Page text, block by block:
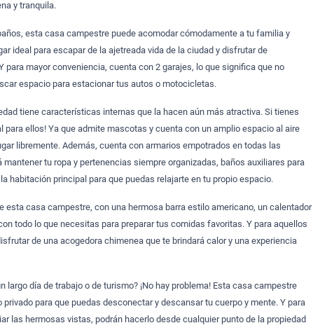
y tranquila.
esta casa campestre puede acomodar cómodamente a tu familia y
ideal para escapar de la ajetreada vida de la ciudad y disfrutar de
para mayor conveniencia, cuenta con 2 garajes, lo que significa que no
espacio para estacionar tus autos o motocicletas.
tiene características internas que la hacen aún más atractiva. Si tienes
para ellos! Ya que admite mascotas y cuenta con un amplio espacio al aire
libremente. Además, cuenta con armarios empotrados en todas las
mantener tu ropa y pertenencias siempre organizadas, baños auxiliares para
habitación principal para que puedas relajarte en tu propio espacio.
esta casa campestre, con una hermosa barra estilo americano, un calentador
todo lo que necesitas para preparar tus comidas favoritas. Y para aquellos
de una acogedora chimenea que te brindará calor y una experiencia
largo día de trabajo o de turismo? ¡No hay problema! Esta casa campestre
para que puedas desconectar y descansar tu cuerpo y mente. Y para
las hermosas vistas, podrán hacerlo desde cualquier punto de la propiedad